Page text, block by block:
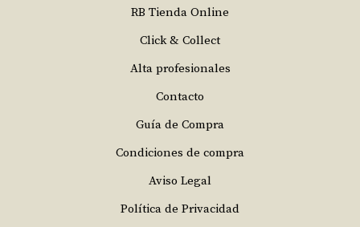
RB Tienda Online
Click & Collect
Alta profesionales
Contacto
Guía de Compra
Condiciones de compra
Aviso Legal
Política de Privacidad